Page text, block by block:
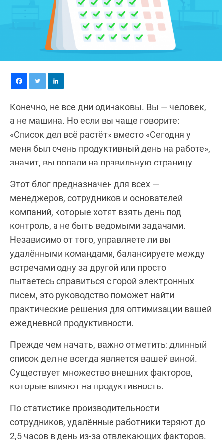
Конечно, не все дни одинаковы. Вы — человек,
а не машина. Но если вы чаще говорите:
«Список дел всё растёт» вместо «Сегодня у
меня был очень продуктивный день на работе»,
значит, вы попали на правильную страницу.
Этот блог предназначен для всех —
менеджеров, сотрудников и основателей
компаний, которые хотят взять день под
контроль, а не быть ведомыми задачами.
Независимо от того, управляете ли вы
удалёнными командами, балансируете между
встречами одну за другой или просто
пытаетесь справиться с горой электронных
писем, это руководство поможет найти
практические решения для оптимизации вашей
ежедневной продуктивности.
Прежде чем начать, важно отметить: длинный
список дел не всегда является вашей виной.
Существует множество внешних факторов,
которые влияют на продуктивность.
По статистике производительности
сотрудников, удалённые работники теряют до
2,5 часов в день из-за отвлекающих факторов.